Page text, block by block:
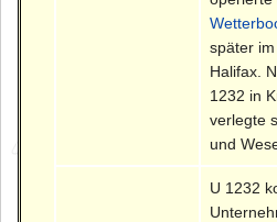
später
Halifax.
1232 in
verlegte
und
U 1232